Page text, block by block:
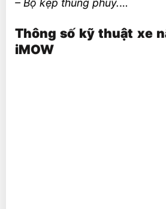
Thông số kỹ thuật xe
iMOW